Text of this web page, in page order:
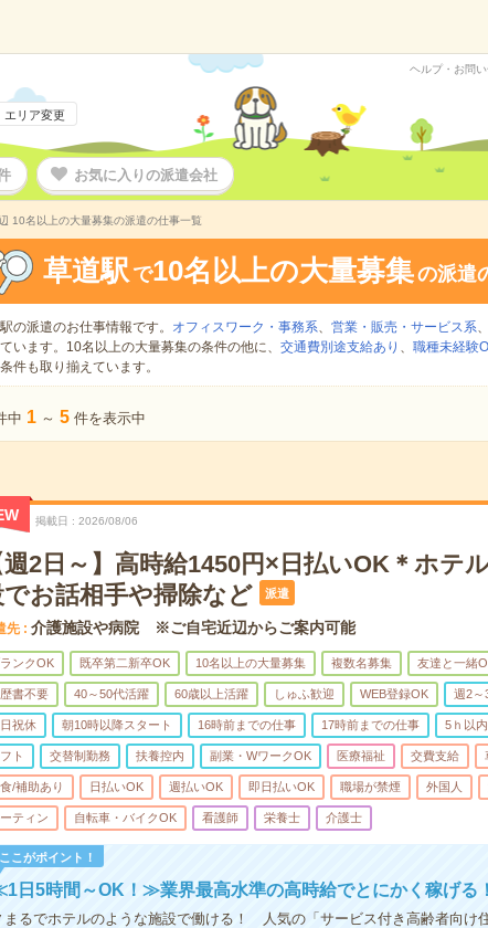
エリア変更
ヘルプ・お問
お気に入りの派遣会社
10名以上の大量募集の派遣の仕事一覧
草道駅 で10名以上の大量募集の派遣
の派遣のお仕事情報です。 オフィスワーク・事務系、 営業・販売・サービス系、
います。10名以上の大量募集の条件の他に、 交通費別途支給あり 、 職種未経験
件も取り揃えています。
中 1 ～ 5 件を表示中
掲載日 2026/08/06
週2日～】高時給1450円×日払いOK＊ホテ
お話相手や掃除など
派遣
先 介護施設や病院 ※ご自宅近辺からご案内可能
ンクOK 既卒第二新卒OK 10名以上の大量募集 複数名募集 友達と一緒
書不要 40～50代活躍 60歳以上活躍 しゅふ歓迎 WEB登録OK 週2～
祝休 朝10時以降スタート 16時前までの仕事 17時前までの仕事 5ｈ以
ト 交替制勤務 扶養控内 副業・WワークOK 医療福祉 交費支給
/補助あり 日払いOK 週払いOK 即日払いOK 職場が禁煙 外国人
ティン 自転車・バイクOK 看護師 栄養士 介護士
ここがポイント！
日5時間～OK！≫業界最高水準の高時給でとにかく稼げる
るでホテルのような施設で働ける！ 人気の「サービス付き高齢者向け